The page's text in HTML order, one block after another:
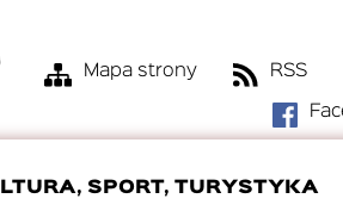
Menu
Mapa strony RSS
SPORT, TURYSTYKA